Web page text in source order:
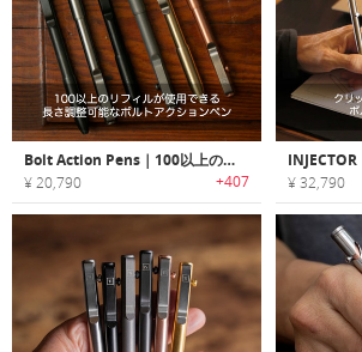
Bolt Action Pens｜100以上のリフィルが使用できる長さ調整可能なボルトアクションペン
¥ 20,790 +407 ¥ 32,790